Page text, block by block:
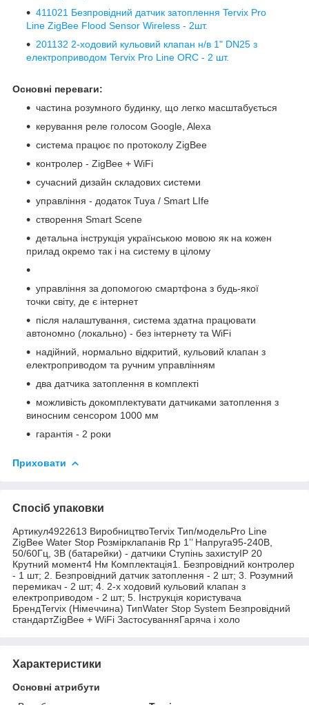
411021 Безпровідний датчик затоплення Tervix Pro
Line ZigBee Flood Sensor Wireless - 2шт.
201132 2-ходовий кульовий клапан н/в 1" DN25 з
електроприводом Tervix Pro Line ORC - 2 шт.
Основні переваги:
частина розумного будинку, що легко масштабується
керування реле голосом Google, Alexa
система працює по протоколу ZigBee
контролер - ZigBee + WiFi
сучасний дизайн складових системи
управління - додаток Tuya / Smart LIfe
створення Smart Scene
детальна інструкція українською мовою як на кожен
прилад окремо так і на систему в цілому
управління за допомогою смартфона з будь-якої
точки світу, де є інтернет
після налаштування, система здатна працювати
автономно (локально) - без інтернету та WiFi
надійний, нормально відкритий, кульовий клапан з
електроприводом та ручним управлінням
два датчика затоплення в комплекті
можливість докомплектувати датчиками затоплення з
виносним сенсором 1000 мм
гарантія - 2 роки
Приховати
Спосіб упаковки
Артикул4922613 ВиробництвоTervix Тип/модельPro Line
ZigBee Water Stop Розмірклапанів Rp 1’’ Напруга95-240В,
50/60Гц, 3В (батарейки) - датчики Ступінь захистуIP 20
Крутний момент4 Нм Комплектація1. Безпровідний контролер
- 1 шт; 2. Безпровідний датчик затоплення - 2 шт; 3. Розумний
перемикач - 2 шт; 4. 2-х ходовий кульовий клапан з
електроприводом - 2 шт; 5. Інструкція користувача
БрендTervix (Німеччина) ТипWater Stop System Безпровідний
стандартZigBee + WiFi ЗастосуванняГаряча і холо
Характеристики
Основні атрибути